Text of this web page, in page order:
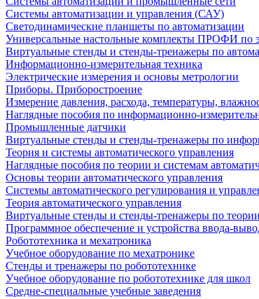
Системы автоматизации и управления (САУ)
Светодинамические планшеты по автоматизации
Универсальные настольные комплекты ПРОФИ по
Виртуальные стенды и стенды-тренажеры по
Информационно-измерительная техника
Электрические измерения и основы метрологии
Приборы. Приборостроение
Измерение давления, расхода, температуры,
Наглядные пособия по информационно-
Промышленные датчики
Виртуальные стенды и стенды-тренажеры по
Теория и системы автоматического управления
Наглядные пособия по теории и системам
Основы теории автоматического управления
Системы автоматического регулирования и
Теория автоматического управления
Виртуальные стенды и стенды-тренажеры по
Программное обеспечение и устройства ввода-
Робототехника и мехатроника
Учебное оборудование по мехатронике
Стенды и тренажеры по робототехнике
Учебное оборудование по робототехнике для школ
Средне-специальные учебные заведения